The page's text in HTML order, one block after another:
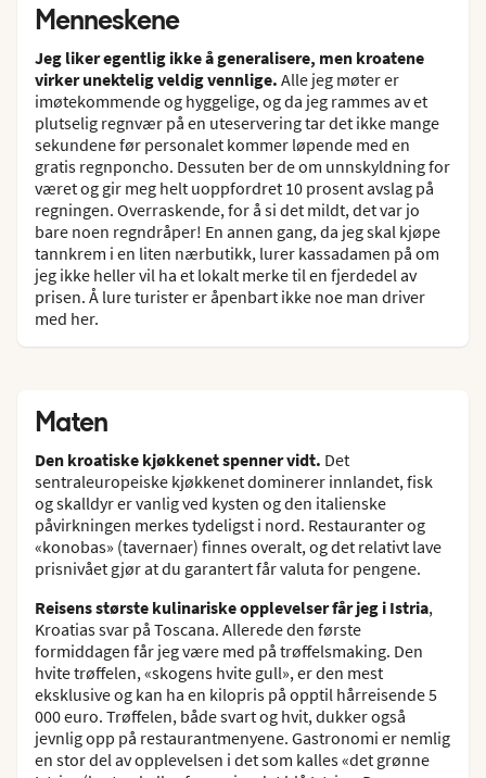
Menneskene
Jeg liker egentlig ikke å generalisere, men kroatene
virker unektelig veldig vennlige. Alle jeg møter er
imøtekommende og hyggelige, og da jeg rammes av et
plutselig regnvær på en uteservering tar det ikke mange
sekundene før personalet kommer løpende med en
gratis regnponcho. Dessuten ber de om unnskyldning for
været og gir meg helt uoppfordret 10 prosent avslag på
regningen. Overraskende, for å si det mildt, det var jo
bare noen regndråper! En annen gang, da jeg skal kjøpe
tannkrem i en liten nærbutikk, lurer kassadamen på om
jeg ikke heller vil ha et lokalt merke til en fjerdedel av
prisen. Å lure turister er åpenbart ikke noe man driver
med her.
Maten
Den kroatiske kjøkkenet spenner vidt. Det
sentraleuropeiske kjøkkenet dominerer innlandet, fisk
og skalldyr er vanlig ved kysten og den italienske
påvirkningen merkes tydeligst i nord. Restauranter og
«konobas» (tavernaer) finnes overalt, og det relativt lave
prisnivået gjør at du garantert får valuta for pengene.
Reisens største kulinariske opplevelser får jeg i Istria,
Kroatias svar på Toscana. Allerede den første
formiddagen får jeg være med på trøffelsmaking. Den
hvite trøffelen, «skogens hvite gull», er den mest
eksklusive og kan ha en kilopris på opptil hårreisende 5
000 euro. Trøffelen, både svart og hvit, dukker også
jevnlig opp på restaurantmenyene. Gastronomi er nemlig
en stor del av opplevelsen i det som kalles «det grønne